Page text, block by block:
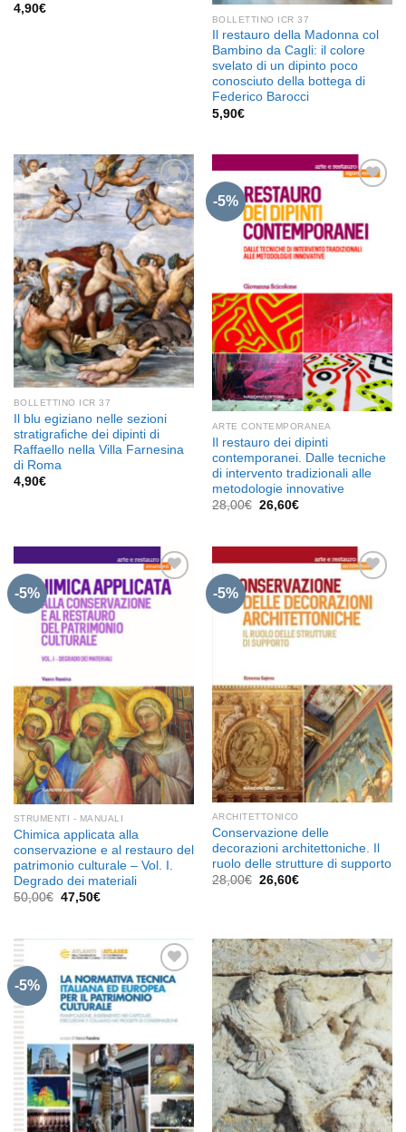
4,90€
BOLLETTINO ICR 37
Il restauro della Madonna col
Bambino da Cagli: il colore
svelato di un dipinto poco
conosciuto della bottega di
Federico Barocci
5,90€
Aggiungi
alla lista
dei
desideri
BOLLETTINO ICR 37
Il blu egiziano nelle sezioni
stratigrafiche dei dipinti di
Raffaello nella Villa Farnesina
di Roma
4,90€
-5%
Aggiungi
alla lista
ARTE CONTEMPORANEA
Il restauro dei dipinti
contemporanei. Dalle tecniche
di intervento tradizionali alle
metodologie innovative
28,00€ Il
26,60€Il
-5%
STRUMENTI - MANUALI
Chimica applicata alla
conservazione e al restauro del
patrimonio culturale – Vol. I.
Degrado dei materiali
50,00€ Il
50,00€.
47,50€Il
47,50€.
-5%
Aggiungi
ARCHITETTONICO
Conservazione delle
decorazioni architettoniche. Il
ruolo delle strutture di supporto
28,00€ Il
26,60€Il
-5%
Aggiungi
dei
desideri
Aggiungi
alla lista
dei
desideri